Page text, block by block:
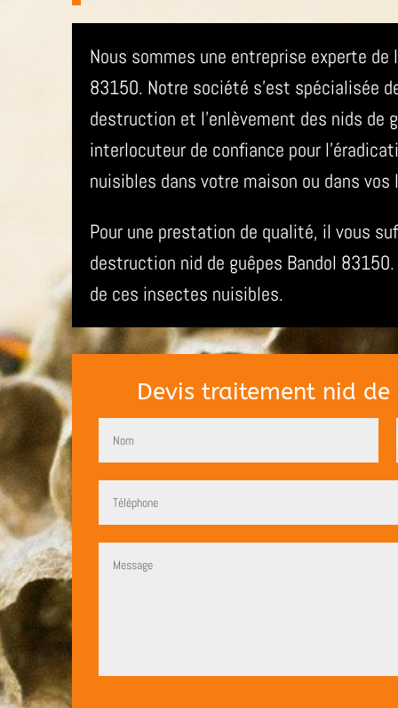
Nous sommes une entreprise experte
83150. Notre société s’est spécialisée
destruction et l’enlèvement des nids de
interlocuteur de confiance pour
nuisibles dans votre maison ou dans
Pour une prestation de qualité, il vous
destruction nid de guêpes Bandol
de ces insectes nuisibles.
Devis traitement nid